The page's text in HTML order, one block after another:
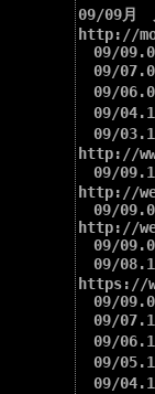
09/09月
http://
09/
09/
09/
09/
09/
http://
09/
http://
09/
http://
09/
09/
https://
09/
09/
09/
09/
09/